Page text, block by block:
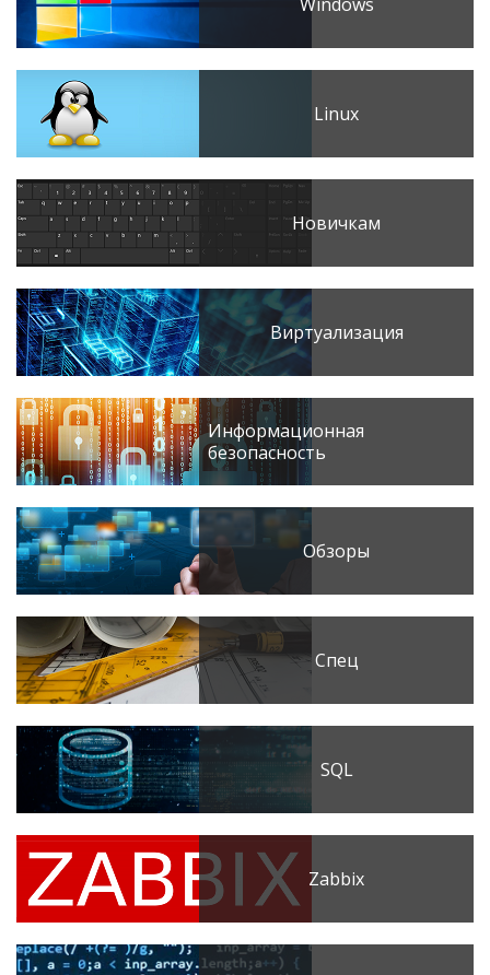
Linux
Новичкам
Виртуализация
Информационная
безопасность
Обзоры
Спец
SQL
Zabbix